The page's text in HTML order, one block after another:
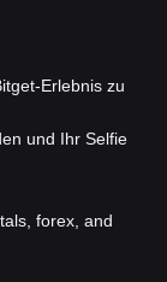
Erlebnis zu
und Ihr Selfie
forex, and